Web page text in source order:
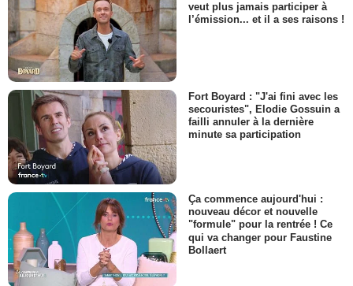
veut plus jamais participer à
l’émission... et il a ses raisons !
Fort Boyard : "J'ai fini avec les
secouristes", Elodie Gossuin a
failli annuler à la dernière
minute sa participation
Ça commence aujourd'hui :
nouveau décor et nouvelle
"formule" pour la rentrée ! Ce
qui va changer pour Faustine
Bollaert